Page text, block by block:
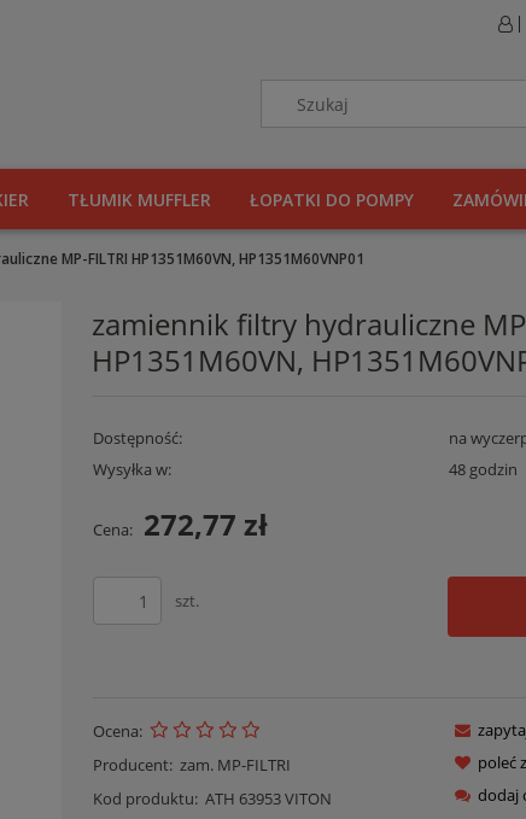
TŁUMIK MUFFLER ŁOPATKI DO POMPY
MP-FILTRI HP1351M60VN, HP1351M60VNP01
zamiennik filtry hydrauliczne
HP1351M60VN,
Dostępność:
na
Wysyłka w:
48 godzin
Cena: 272,77 zł
szt.
Ocena:
Producent: zam. MP-FILTRI
Kod produktu: ATH 63953 VITON
poleć
dodaj